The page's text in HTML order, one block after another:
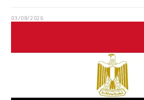
03/08/2026